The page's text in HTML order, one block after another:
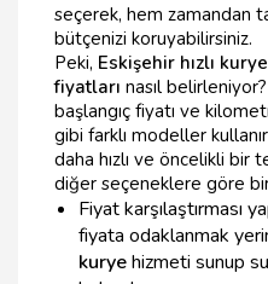
seçerek, hem zamandan
bütçenizi koruyabilirsiniz.
Peki, Eskişehir hızlı kurye
fiyatları nasıl
başlangıç fiyatı ve
gibi farklı modeller
daha hızlı ve öncelikli bir
diğer seçeneklere göre
Fiyat karşılaştırması
fiyata odaklanmak
kuryehizmeti sunup